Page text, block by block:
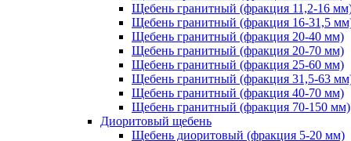
Щебень гранитный (фракция 11,2-16
Щебень гранитный (фракция 16-31,5
Щебень гранитный (фракция 20-40 мм)
Щебень гранитный (фракция 20-70 мм)
Щебень гранитный (фракция 25-60 мм)
Щебень гранитный (фракция 31,5-63
Щебень гранитный (фракция 40-70 мм)
Щебень гранитный (фракция 70-150 мм)
Диоритовый щебень
Щебень диоритовый (фракция 5-20 мм)